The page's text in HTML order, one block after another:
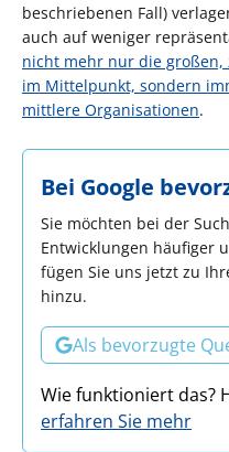
beschriebenen Fall)
auch auf weniger
nicht mehr nur die
im Mittelpunkt, sondern
mittlere Organisationen.
Bei Google
Sie möchten bei der
Entwicklungen häufiger
fügen Sie uns jetzt zu
hinzu.
Als bevorzugte
Wie funktioniert das?
erfahren Sie mehr